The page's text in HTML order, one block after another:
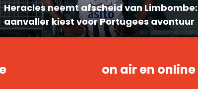
Heracles neemt afscheid van Limbombe:
aanvaller kiest voor Portugees avontuur
on air en online